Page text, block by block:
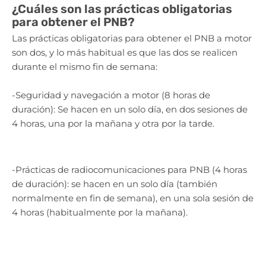
¿Cuáles son las prácticas obligatorias
para obtener el PNB?
Las prácticas obligatorias para obtener el PNB a motor
son dos, y lo más habitual es que las dos se realicen
durante el mismo fin de semana:
-Seguridad y navegación a motor (8 horas de
duración): Se hacen en un solo día, en dos sesiones de
4 horas, una por la mañana y otra por la tarde.
-Prácticas de radiocomunicaciones para PNB (4 horas
de duración): se hacen en un solo día (también
normalmente en fin de semana), en una sola sesión de
4 horas (habitualmente por la mañana).